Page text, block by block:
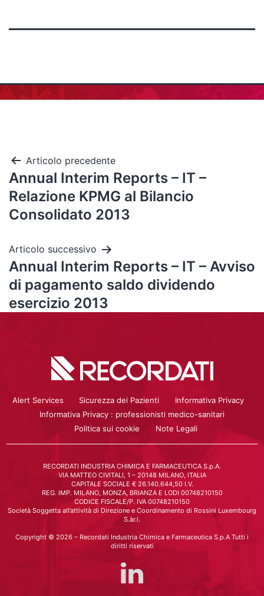
Articolo precedente
Annual Interim Reports – IT –
Relazione KPMG al Bilancio
Consolidato 2013
Articolo successivo
Annual Interim Reports – IT – Avviso
di pagamento saldo dividendo
esercizio 2013
Alert Services Sicurezza dei Pazienti
Informativa Privacy
Informativa Privacy : professionisti medico-sanitari
Politica sui cookie
Note Legali
RECORDATI INDUSTRIA CHIMICA E FARMACEUTICA S.p.A.
VIA MATTEO CIVITALI, 1 – 20148 MILANO, ITALIA
CAPITALE SOCIALE € 26.140.644,50 I.V.
REG. IMP. MILANO, MONZA, BRIANZA E LODI 00748210150
CODICE FISCALE/P. IVA 00748210150
Società Soggetta all’attività di Direzione e Coordinamento di Rossini Luxembourg
S.àr.l.
Copyright © 2026 – Recordati Industria Chimica e Farmaceutica S.p.A Tutti i
diritti riservati